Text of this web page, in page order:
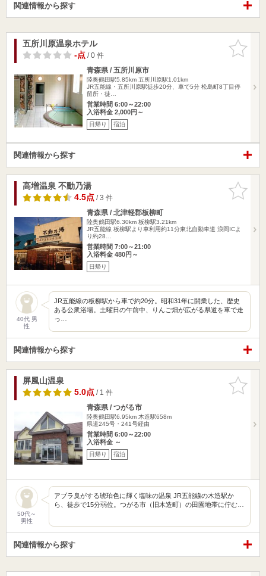
関連情報から探す
お気に入
りに追加
五所川原温泉ホテル
-点/ 0 件
青森県 / 五所川原市
陸奥鶴田駅5.85km 五所川原駅1.01km
JR五能線・五所川原駅徒歩20分、車で5分 松島町8丁目停
留所・徒…
営業時間 6:00～22:00
入浴料金 2,000円～
日帰り 宿泊
関連情報から探す
お気に入
りに追加
高増温泉 不動乃湯
4.5点/ 3 件
青森県 / 北津軽郡板柳町
陸奥鶴田駅6.30km 板柳駅3.21km
JR五能線 板柳駅より車利用約11分東北自動車道 浪岡ICよ
り約28…
営業時間 7:00～21:00
入浴料金 480円～
日帰り
40代 男
性
JR五能線の板柳駅から車で約20分。昭和31年に開業した、歴史
ある公衆浴場。土曜日の午前中、りんご畑が広がる県道を車で走
っ…
関連情報から探す
お気に入
りに追加
屏風山温泉
5.0点/ 1 件
青森県 / つがる市
陸奥鶴田駅6.95km 木造駅658m
県道245号・241号経由
営業時間 6:00～22:00
入浴料金 ～
日帰り 宿泊
50代～
男性
アブラ臭がする琥珀色に輝く塩味の温泉 JR五能線の木造駅か
ら、徒歩で15分弱位。つがる市（旧木造町）の田園地帯に佇む…
関連情報から探す